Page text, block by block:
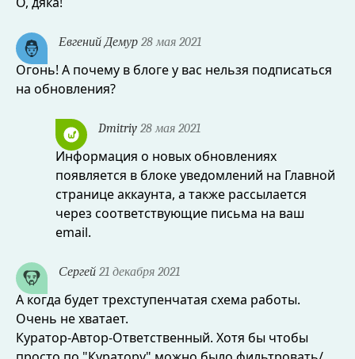
Евгений Демур 28 мая 2021
Огонь! А почему в блоге у вас нельзя подписаться
на обновления?
Dmitriy 28 мая 2021
Информация о новых обновлениях
появляется в блоке уведомлений на Главной
странице аккаунта, а также рассылается
через соответствующие письма на ваш
email.
Сергей 21 декабря 2021
А когда будет трехступенчатая схема работы.
Очень не хватает.
Куратор-Автор-Ответственный. Хотя бы чтобы